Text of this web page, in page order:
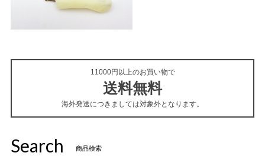
11000円以上のお買い物で
送料無料
海外発送につきましては対象外となります。
Search 商品検索